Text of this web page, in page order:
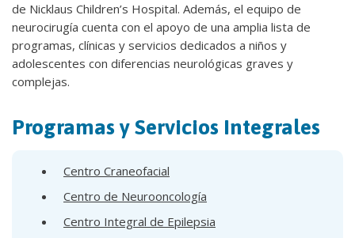
de Nicklaus Children’s Hospital. Además, el equipo de
neurocirugía cuenta con el apoyo de una amplia lista de
programas, clínicas y servicios dedicados a niños y
adolescentes con diferencias neurológicas graves y
complejas.
Programas y Servicios Integrales
Centro Craneofacial
Centro de Neurooncología
Centro Integral de Epilepsia